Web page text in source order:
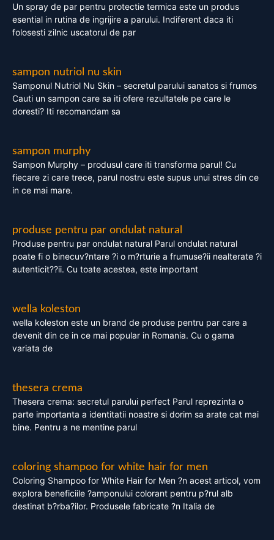
Un spray de par pentru protectie termica este un produs
esential in rutina de ingrijire a parului. Indiferent daca iti
folosesti zilnic uscatorul de par
sampon nutriol nu skin
Samponul Nutriol Nu Skin – secretul parului sanatos si frumos
Cauti un sampon care sa iti ofere rezultatele pe care le
doresti? Iti recomandam sa
sampon murphy
Sampon Murphy – produsul care iti transforma parul! Cu
fiecare zi care trece, parul nostru este supus unui stres din ce
in ce mai mare.
produse pentru par ondulat natural
Produse pentru par ondulat natural Parul ondulat natural
poate fi o binecuv?ntare ?i o m?rturie a frumuse?ii nealterate ?i
autenticit??ii. Cu toate acestea, este important
wella koleston
wella koleston este un brand de produse pentru par care a
devenit din ce in ce mai popular in Romania. Cu o gama
variata de
thesera crema
Thesera crema: secretul parului perfect Parul reprezinta o
parte importanta a identitatii noastre si dorim sa arate cat mai
bine. Pentru a ne mentine parul
coloring shampoo for white hair for men
Coloring Shampoo for White Hair for Men ?n acest articol, vom
explora beneficiile ?amponului colorant pentru p?rul alb
destinat b?rba?ilor. Produsele fabricate ?n Italia de